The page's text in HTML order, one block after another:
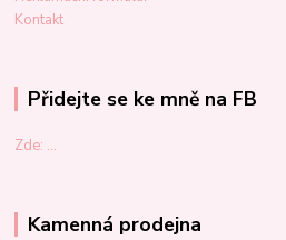
Kontakt
Přidejte se ke mně na FB
Zde: ...
Kamenná prodejna